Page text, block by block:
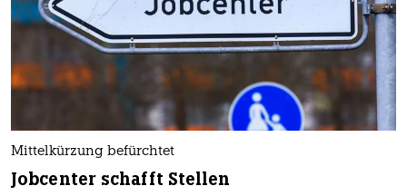
Mittelkürzung befürchtet
Jobcenter schafft Stellen